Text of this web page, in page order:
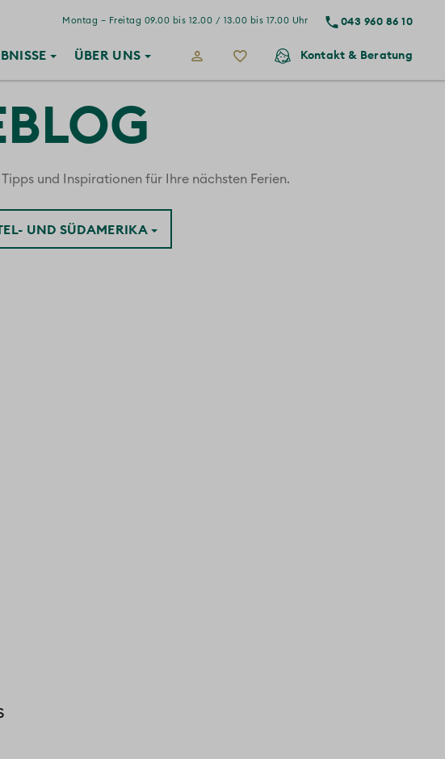
043 960 86 10
Montag – Freitag 09.00 bis 12.00 / 13.00 bis 17.00 Uhr
ÜBER UNS Kontakt & Beratung
und Inspirationen für Ihre nächsten Ferien.
UND SÜDAMERIKA